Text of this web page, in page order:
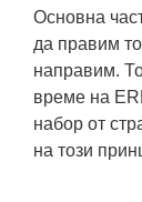
Основна
да правим
направим.
време на
набор от
на този